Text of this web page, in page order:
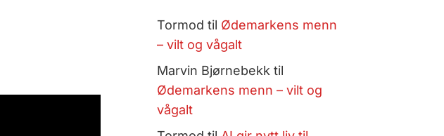
Tormod til Ødemarkens menn
– vilt og vågalt
Marvin Bjørnebekk til
Ødemarkens menn – vilt og
vågalt